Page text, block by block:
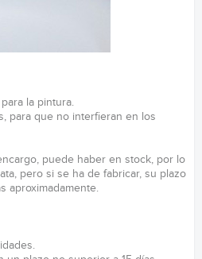
la pintura.
para que no interfieran en los
puede haber en stock, por lo
pero si se ha de fabricar, su plazo
aproximadamente.